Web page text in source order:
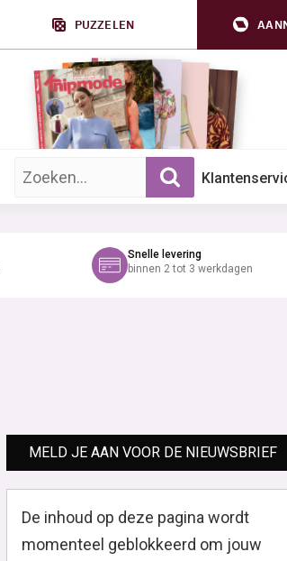
PUZZELEN
Zoek op trefwoord:
Snelle levering
binnen 2 tot 3 werkdagen
MELD JE AAN VOOR DE NIEUWSBRIEF
De inhoud op deze pagina wordt
momenteel geblokkeerd om jouw